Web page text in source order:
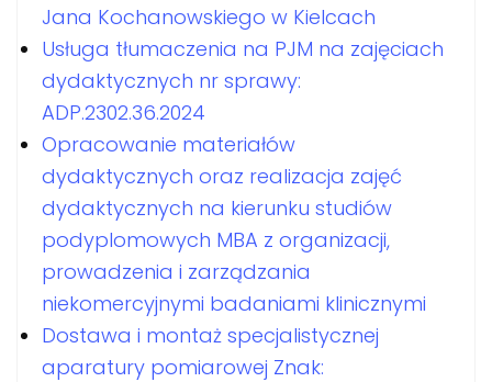
Jana Kochanowskiego w Kielcach
Usługa tłumaczenia na PJM na zajęciach
dydaktycznych nr sprawy:
ADP.2302.36.2024
Opracowanie materiałów
dydaktycznych oraz realizacja zajęć
dydaktycznych na kierunku studiów
podyplomowych MBA z organizacji,
prowadzenia i zarządzania
niekomercyjnymi badaniami klinicznymi
Dostawa i montaż specjalistycznej
aparatury pomiarowej Znak: